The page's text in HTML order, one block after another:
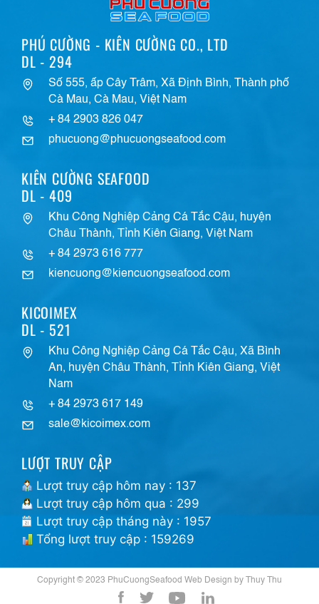
PHÚ CƯỜNG - KIÊN CƯỜNG CO., LTD
DL - 294
Số 555, ấp Cây Trâm, Xã Định Bình, Thành phố
Cà Mau, Cà Mau, Việt Nam
+ 84 2903 826 047
phucuong@phucuongseafood.com
KIÊN CƯỜNG SEAFOOD
DL - 409
Khu Công Nghiệp Cảng Cá Tắc Cậu, huyện
Châu Thành, Tỉnh Kiên Giang, Việt Nam
+ 84 2973 616 777
kiencuong@kiencuongseafood.com
KICOIMEX
DL - 521
Khu Công Nghiệp Cảng Cá Tắc Cậu, Xã Bình
An, huyện Châu Thành, Tỉnh Kiên Giang, Việt
Nam
+ 84 2973 617 149
sale@kicoimex.com
LƯỢT TRUY CẬP
Lượt truy cập hôm nay : 137
Lượt truy cập hôm qua : 299
Lượt truy cập tháng này : 1957
Tổng lượt truy cập : 159269
Copyright © 2023 PhuCuongSeafood Web Design by Thuy Thu